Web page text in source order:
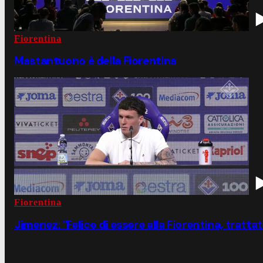
Fiorentina
Mastantuono è della Fiorentina
Fiorentina
Jimenez: "Felice di essere alla Fiorentina,